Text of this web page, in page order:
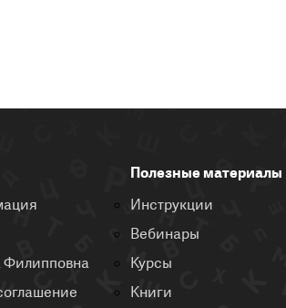
Филипповна
Полезные материалы
Инструкции
Вебинары
Курсы
Книги